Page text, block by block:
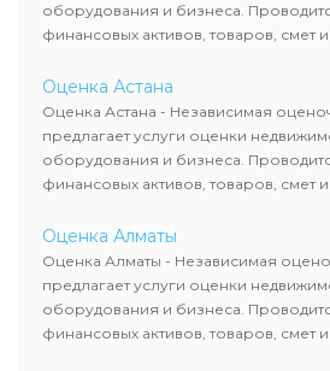
оборудования и бизнеса.
финансовых активов, товаров, смет
оценка животных и
определяют рыночную стоимость
рассчитывают ущерб. Все отчеты
требованиям законодательства и
сделок, кредитования и судебных
Оценка Астана
Оценка Астана - Независимая
предлагает услуги оценки
оборудования и бизнеса.
финансовых активов, товаров, смет
оценка животных и
определяют рыночную стоимость
рассчитывают ущерб. Все отчеты
требованиям законодательства и
сделок, кредитования и судебных
Оценка Алматы
Оценка Алматы - Независимая
предлагает услуги оценки
оборудования и бизнеса.
финансовых активов, товаров, смет
оценка животных и